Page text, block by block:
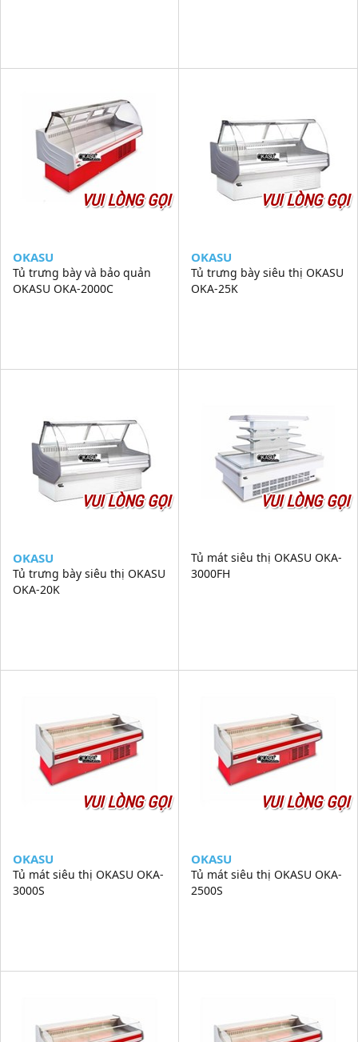
VUI LÒNG GỌI
OKASU
Tủ trưng bày và bảo quản
OKASU OKA-2000C
VUI LÒNG GỌI
OKASU
Tủ trưng bày siêu thị OKASU
OKA-25K
VUI LÒNG GỌI
OKASU
Tủ trưng bày siêu thị OKASU
OKA-20K
VUI LÒNG GỌI
Tủ mát siêu thị OKASU OKA-
3000FH
VUI LÒNG GỌI
OKASU
Tủ mát siêu thị OKASU OKA-
3000S
VUI LÒNG GỌI
OKASU
Tủ mát siêu thị OKASU OKA-
2500S